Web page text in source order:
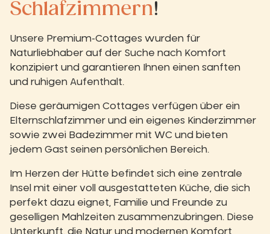
Schlafzimmern!
Unsere Premium-Cottages wurden für
Naturliebhaber auf der Suche nach Komfort
konzipiert und garantieren Ihnen einen sanften
und ruhigen Aufenthalt.
Diese geräumigen Cottages verfügen über ein
Elternschlafzimmer und ein eigenes Kinderzimmer
sowie zwei Badezimmer mit WC und bieten
jedem Gast seinen persönlichen Bereich.
Im Herzen der Hütte befindet sich eine zentrale
Insel mit einer voll ausgestatteten Küche, die sich
perfekt dazu eignet, Familie und Freunde zu
geselligen Mahlzeiten zusammenzubringen. Diese
Unterkunft, die Natur und modernen Komfort